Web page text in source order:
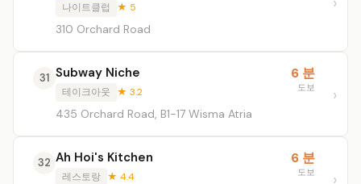
나이트클럽 ★ 5
310 Orchard Road
31 Subway Niche
테이크아웃 ★ 3.2
435 Orchard Road, B1-17 Wisma Atria
6 분
도보
32 Ah Hoi's Kitchen
레스토랑 ★ 4.4
6 분
도보